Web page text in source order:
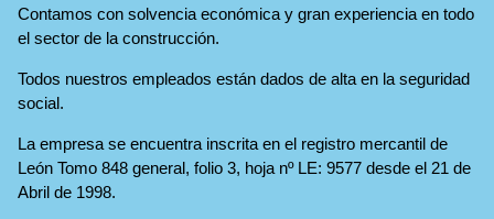
Contamos con solvencia económica y gran experiencia en todo
el sector de la construcción.
Todos nuestros empleados están dados de alta en la seguridad
social.
La empresa se encuentra inscrita en el registro mercantil de
León Tomo 848 general, folio 3, hoja nº LE: 9577 desde el 21 de
Abril de 1998.